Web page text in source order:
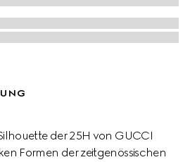
der 25H von GUCCI
Formen der zeitgenössischen